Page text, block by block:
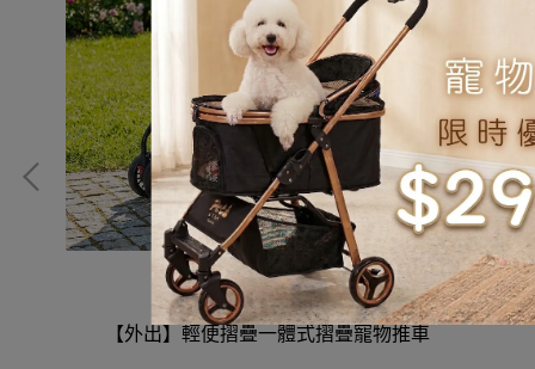
【外出】輕便摺疊一體式摺疊寵物推車